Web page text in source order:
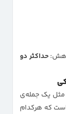
حداکثر دو
مثل یک جمله‌ی
که هرکدام